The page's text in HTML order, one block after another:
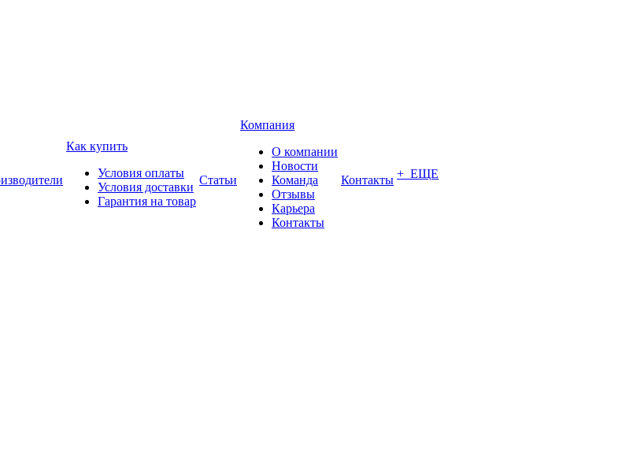
Как купить
Условия оплаты
Условия доставки
Гарантия на товар
Статьи
Компания
О компании
Новости
Команда
Отзывы
Карьера
Контакты
Контакты + ЕЩЕ